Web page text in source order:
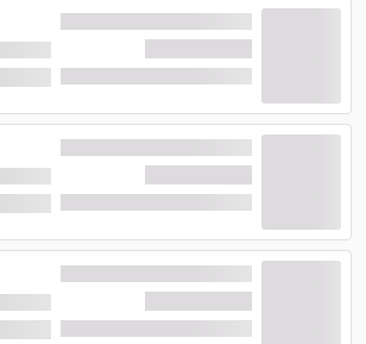
اتاق های هتل رونا مشهد
هتل رونا مشهد
200 سوئیت و اتاق
تخته، سوئیت های کانکت و رویال از
هتل نوساز هستند. در داخل اتاق های
امکانات رفاهی بسیار خوبی طراحی شده که
را جلب خواهد کرد.